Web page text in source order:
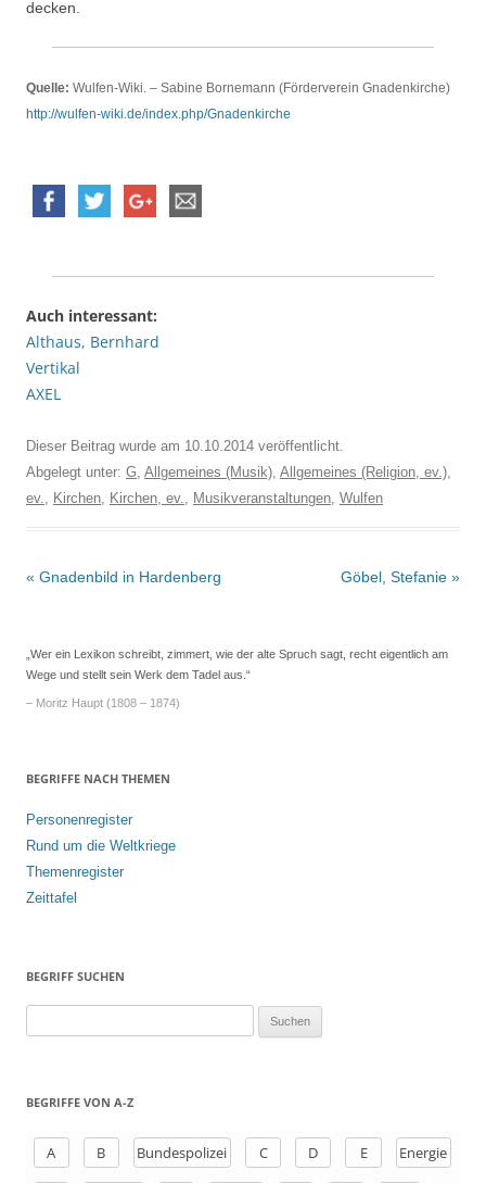
decken.
Quelle: Wulfen-Wiki. – Sabine Bornemann (Förderverein Gnadenkirche)
http://wulfen-wiki.de/index.php/Gnadenkirche
Auch interessant:
Althaus, Bernhard
Vertikal
AXEL
Dieser Beitrag wurde am 10.10.2014 veröffentlicht.
Abgelegt unter: G Allgemeines (Musik) Allgemeines (Religion, ev.)
ev.
Kirchen Kirchen, ev. Musikveranstaltungen Wulfen
Beitrags-
« Gnadenbild in Hardenberg Göbel, Stefanie »
„Wer ein Lexikon schreibt, zimmert, wie der alte Spruch sagt, recht eigentlich am
Wege und stellt sein Werk dem Tadel aus.“
– Moritz Haupt (1808 – 1874)
BEGRIFFE NACH THEMEN
Personenregister
Rund um die Weltkriege
Themenregister
Zeittafel
BEGRIFF SUCHEN
h
BEGRIFFE VON A-Z
A B Bundespolizei C D E Energie